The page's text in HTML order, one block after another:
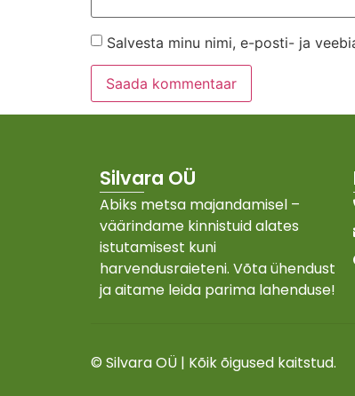
Salvesta minu nimi, e-posti- ja
Silvara OÜ
Abiks metsa majandamisel –
väärindame kinnistuid alates
istutamisest kuni
harvendusraieteni. Võta ühendust
ja aitame leida parima lahenduse!
© Silvara OÜ | Kõik õigused kaitstud.